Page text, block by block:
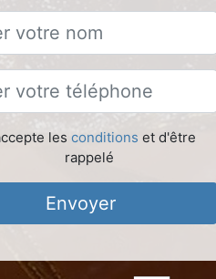
les conditions et d'être
rappelé
Envoyer